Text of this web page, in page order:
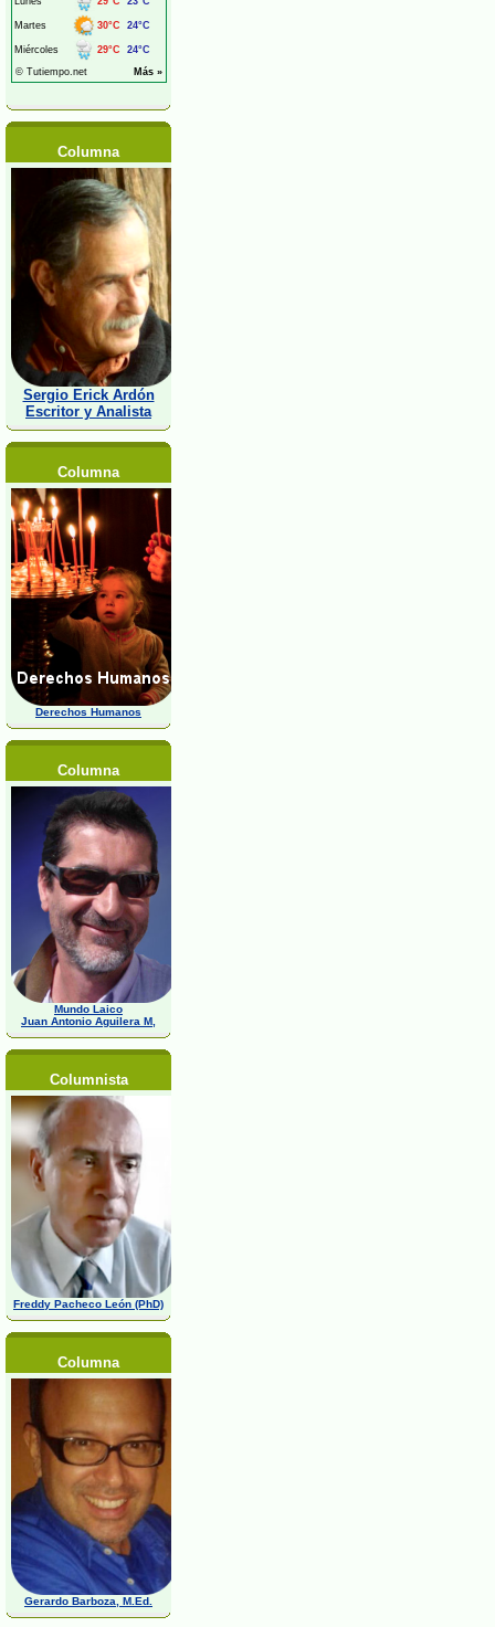
Columna
Sergio Erick Ardón
Escritor y Analista
Columna
Derechos Humanos
Columna
Mundo Laico
Juan Antonio Aguilera M,
Columnista
Freddy Pacheco León (PhD)
Columna
Gerardo Barboza, M.Ed.